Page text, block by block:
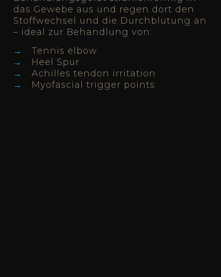
das Gewe­be aus und regen dort den
Stoff­wech­sel und die Durch­blu­tung an
– ide­al zur Behand­lung von:
Ten­nis elbow
Heel Spur
Achil­les ten­don irri­ta­ti­on
Myo­fa­scial trig­ger points